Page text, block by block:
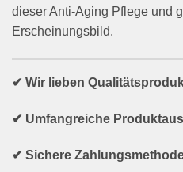
dieser Anti-Aging Pflege und
Erscheinungsbild.
✔ Wir lieben
✔ Umfangreiche
✔ Sichere